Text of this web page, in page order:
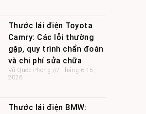
Thước lái điện Toyota
Camry: Các lỗi thường
gặp, quy trình chẩn đoán
và chi phí sửa chữa
Vũ Quốc Phong
Tháng 6 15,
2026
Thước lái điện BMW: